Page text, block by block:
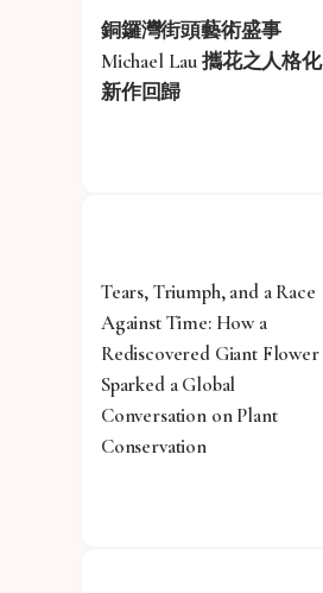
銅鑼灣街頭藝術盛事
Michael Lau 攜花之人格化
新作回歸
Tears, Triumph, and a Race
Against Time: How a
Rediscovered Giant Flower
Sparked a Global
Conversation on Plant
Conservation